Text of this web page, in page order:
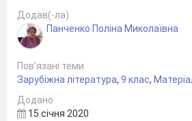
наприклад, генерал Раєвський
поет розлучений з ліцеї
звичного кола спілкування.
Літературний
У період південного
створював переважно
власний образ юного вигнанця
Додав(-ла)
Панченко Поліна Миколаївна
Пов’язані теми
Зарубіжна література, 9 клас,
Додано
15 січня 2020